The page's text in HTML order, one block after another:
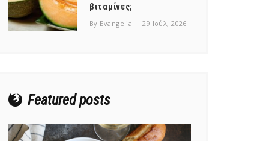
βιταμίνες;
By Evangelia 29 Ιούλ, 2026
Featured posts